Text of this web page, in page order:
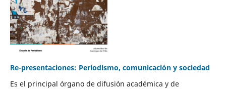
Re-presentaciones: Periodismo, comunicación y sociedad
Es el principal órgano de difusión académica y de